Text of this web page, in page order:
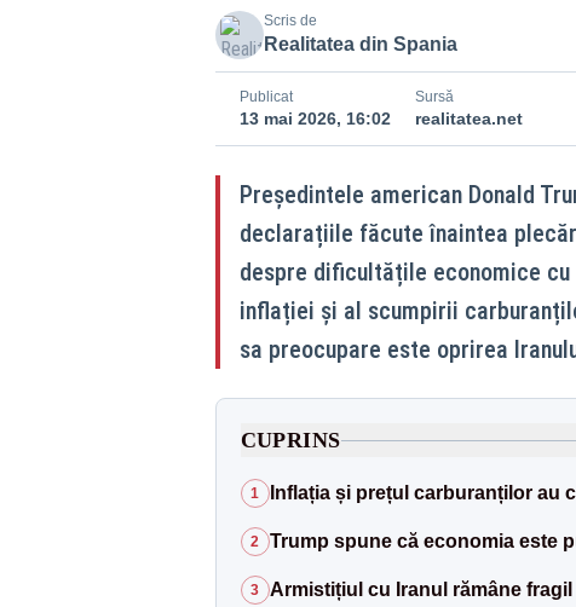
Scris de
Realitatea din Spania
Publicat
13 mai 2026, 16:02
Sursă
realitatea.net
Președintele american Donald
declarațiile făcute înaintea
despre dificultățile economice
inflației și al scumpirii
sa preocupare este oprirea
CUPRINS
1 Inflația și prețul carburanților au
2 Trump spune că economia este
3 Armistițiul cu Iranul rămâne fragil